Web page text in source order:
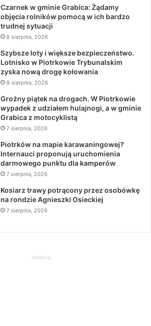
Czarnek w gminie Grabica: Żądamy
objęcia rolników pomocą w ich bardzo
trudnej sytuacji
8 sierpnia, 2026
Szybsze loty i większe bezpieczeństwo.
Lotnisko w Piotrkowie Trybunalskim
zyska nową drogę kołowania
8 sierpnia, 2026
Groźny piątek na drogach. W Piotrkowie
wypadek z udziałem hulajnogi, a w gminie
Grabica z motocyklistą
7 sierpnia, 2026
Piotrków na mapie karawaningowej?
Internauci proponują uruchomienia
darmowego punktu dla kamperów
7 sierpnia, 2026
Kosiarz trawy potrącony przez osobówkę
na rondzie Agnieszki Osieckiej
7 sierpnia, 2026
reklama